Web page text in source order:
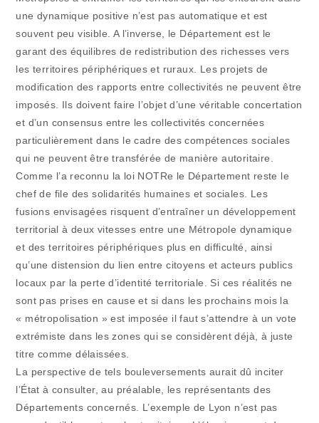
une dynamique positive n’est pas automatique et est
souvent peu visible. A l’inverse, le Département est le
garant des équilibres de redistribution des richesses vers
les territoires périphériques et ruraux. Les projets de
modification des rapports entre collectivités ne peuvent être
imposés. Ils doivent faire l’objet d’une véritable concertation
et d’un consensus entre les collectivités concernées
particulièrement dans le cadre des compétences sociales
qui ne peuvent être transférée de manière autoritaire.
Comme l’a reconnu la loi NOTRe le Département reste le
chef de file des solidarités humaines et sociales. Les
fusions envisagées risquent d’entraîner un développement
territorial à deux vitesses entre une Métropole dynamique
et des territoires périphériques plus en difficulté, ainsi
qu’une distension du lien entre citoyens et acteurs publics
locaux par la perte d’identité territoriale. Si ces réalités ne
sont pas prises en cause et si dans les prochains mois la
« métropolisation » est imposée il faut s’attendre à un vote
extrémiste dans les zones qui se considèrent déjà, à juste
titre comme délaissées.
La perspective de tels bouleversements aurait dû inciter
l’État à consulter, au préalable, les représentants des
Départements concernés. L’exemple de Lyon n’est pas